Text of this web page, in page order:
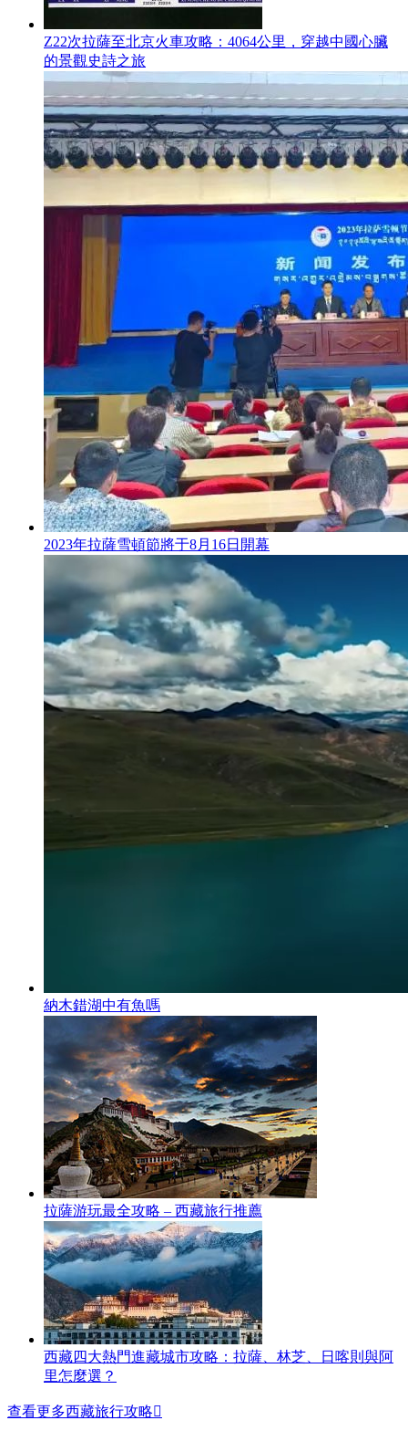
Z22次拉薩至北京火車攻略：4064公里，穿越中國心臟
的景觀史詩之旅
2023年拉薩雪頓節將于8月16日開幕
納木錯湖中有魚嗎
拉薩游玩最全攻略 – 西藏旅行推薦
西藏四大熱門進藏城市攻略：拉薩、林芝、日喀則與阿
里怎麼選？
查看更多西藏旅行攻略